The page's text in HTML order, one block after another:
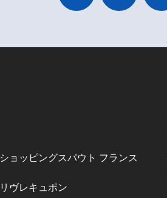
ショッピングスパウト フランス
リヴレキュポン